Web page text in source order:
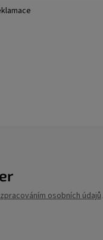
zpracováním osobních údajů.